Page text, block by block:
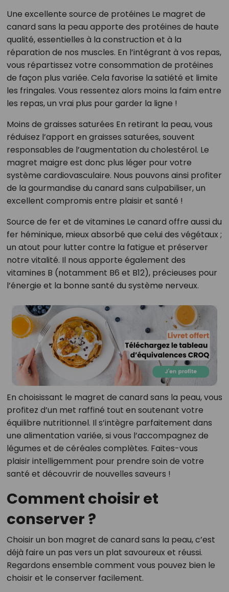
Une excellente source de protéines Le magret de
canard sans la peau apporte des protéines de haute
qualité, essentielles à la construction et à la
réparation de nos muscles. En l’intégrant à vos repas,
vous répartissez votre consommation de protéines
de façon plus variée. Cela favorise la satiété et limite
les fringales. Vous ressentez alors moins la faim entre
les repas, un vrai plus pour garder la ligne !
Moins de graisses saturées En retirant la peau, vous
réduisez l’apport en graisses saturées, souvent
responsables de l’augmentation du cholestérol. Le
magret maigre est donc plus léger pour votre
système cardiovasculaire. Nous pouvons ainsi profiter
de la gourmandise du canard sans culpabiliser, un
excellent compromis entre plaisir et santé !
Source de fer et de vitamines Le canard offre aussi du
fer héminique, mieux absorbé que celui des végétaux ;
un atout pour lutter contre la fatigue et préserver
notre vitalité. Il nous apporte également des
vitamines B (notamment B6 et B12), précieuses pour
l’énergie et la bonne santé du système nerveux.
En choisissant le magret de canard sans la peau, vous
profitez d’un met raffiné tout en soutenant votre
équilibre nutritionnel. Il s’intègre parfaitement dans
une alimentation variée, si vous l’accompagnez de
légumes et de céréales complètes. Faites-vous
plaisir intelligemment pour prendre soin de votre
santé et découvrir de nouvelles saveurs !
Comment choisir et
conserver ?
Choisir un bon magret de canard sans la peau, c’est
déjà faire un pas vers un plat savoureux et réussi.
Regardons ensemble comment vous pouvez bien le
choisir et le conserver facilement.